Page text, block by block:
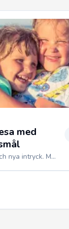
med
nya intryck. M...